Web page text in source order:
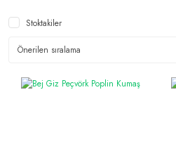
Stoktakiler